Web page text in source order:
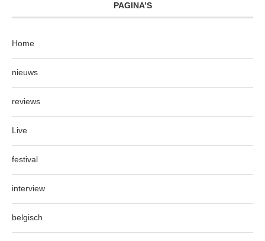
PAGINA’S
Home
nieuws
reviews
Live
festival
interview
belgisch